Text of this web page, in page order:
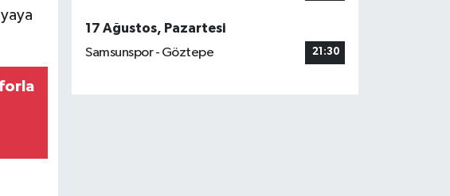
17 Ağustos, Pazartesi
Samsunspor - Göztepe
21:30